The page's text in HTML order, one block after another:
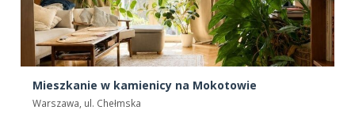
Mieszkanie w kamienicy na Mokotowie
Warszawa, ul. Chełmska